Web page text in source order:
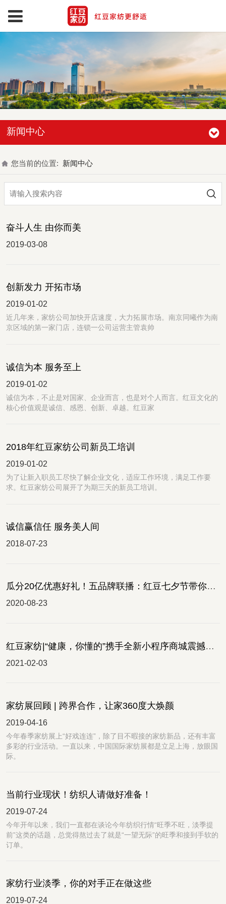
新闻中心
您当前的位置: 新闻中心
奋斗人生 由你而美
2019-03-08
创新发力 开拓市场
2019-01-02
近几年来，家纺公司加快开店速度，大力拓展市场。南京同曦作为南
京区域的第一家门店，连锁一公司运营主管袁帅
诚信为本 服务至上
2019-01-02
诚信为本，不止是对国家、企业而言，也是对个人而言。红豆文化的
核心价值观是诚信、感恩、创新、卓越。红豆家
2018年红豆家纺公司新员工培训
2019-01-02
为了让新入职员工尽快了解企业文化，适应工作环境，满足工作要
求。红豆家纺公司展开了为期三天的新员工培训。
诚信赢信任 服务美人间
2018-07-23
瓜分20亿优惠好礼！五品牌联播：红豆七夕节带你嗨翻全场
2020-08-23
红豆家纺|“健康，你懂的”携手全新小程序商城震撼发布
2021-02-03
家纺展回顾 | 跨界合作，让家360度大焕颜
2019-04-16
今年春季家纺展上“好戏连连”，除了目不暇接的家纺新品，还有丰富
多彩的行业活动。一直以来，中国国际家纺展都是立足上海，放眼国
际。
当前行业现状！纺织人请做好准备！
2019-07-24
今年开年以来，我们一直都在谈论今年纺织行情“旺季不旺，淡季提
前”这类的话题，总觉得熬过去了就是“一望无际”的旺季和接到手软的
订单。
家纺行业淡季，你的对手正在做这些
2019-07-24